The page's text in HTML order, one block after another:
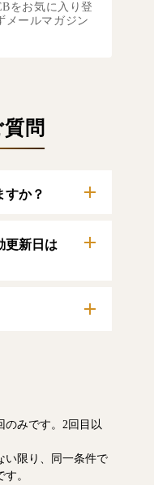
をお気に入り登
メールマガジン
問
すか？
更新日は
にてご確認い
、日割り清算
のみです。2回目以
い限り、同一条件で
。